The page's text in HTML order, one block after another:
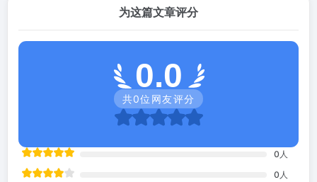
为这篇文章评分
0.0
共0位网友评分
0 人
0 人